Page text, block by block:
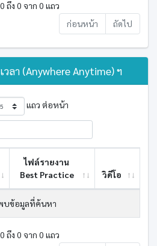
ถึง 0 จาก 0 แถว
ก่อนหน้า
ถัดไป
ลา (Anywhere Anytime) ฯ
แถว ต่อหน้า
ไฟล์รายงาน
Best ​Practice
วิดีโอ
บข้อมูลที่ค้นหา
ถึง 0 จาก 0 แถว